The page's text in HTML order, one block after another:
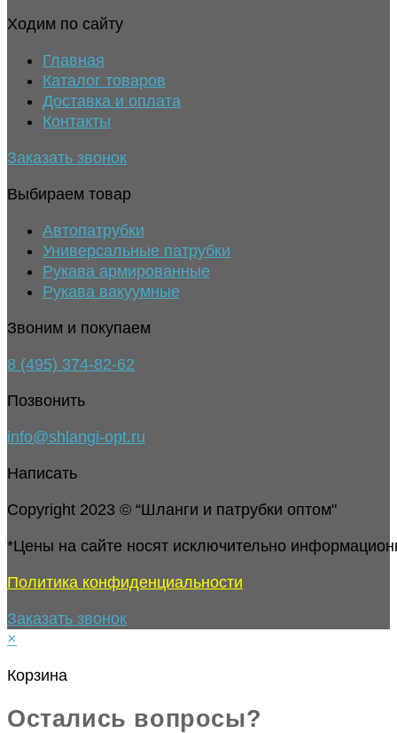
Ходим по сайту
Главная
Каталог товаров
Доставка и оплата
Контакты
Заказать звонок
Выбираем товар
Автопатрубки
Универсальные патрубки
Рукава армированные
Рукава вакуумные
Звоним и покупаем
8 (495) 374-82-62
Позвонить
info@shlangi-opt.ru
Написать
Copyright 2023 © “Шланги и патрубки оптом"
*Цены на сайте носят исключительно
Политика конфиденциальности
Заказать звонок
×
Корзина
Остались вопросы?